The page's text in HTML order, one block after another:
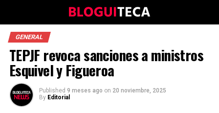
GENERAL
TEPJF revoca sanciones a ministros
Esquivel y Figueroa
Published 9 meses ago on 20 noviembre, 2025
By Editorial